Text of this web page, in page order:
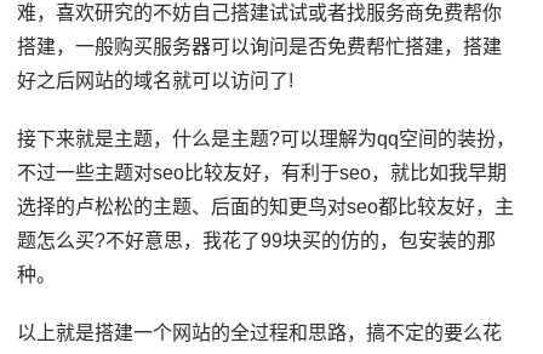
难，喜欢研究的不妨自己搭建试试或者找服务商免费帮你
搭建，一般购买服务器可以询问是否免费帮忙搭建，搭建
好之后网站的域名就可以访问了!
接下来就是主题，什么是主题?可以理解为qq空间的装扮，
不过一些主题对seo比较友好，有利于seo，就比如我早期
选择的卢松松的主题、后面的知更鸟对seo都比较友好，主
题怎么买?不好意思，我花了99块买的仿的，包安装的那
种。
以上就是搭建一个网站的全过程和思路，搞不定的要么花